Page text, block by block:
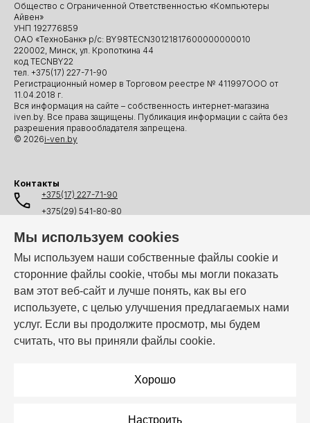
Мы используем cookies
Мы используем наши собственные файлы cookie и
сторонние файлы cookie, чтобы мы могли показать
вам этот веб-сайт и лучше понять, как вы его
используете, с целью улучшения предлагаемых нами
услуг. Если вы продолжите просмотр, мы будем
считать, что вы приняли файлы cookie.
Хорошо
Настроить
Общество с Ограниченной Ответственностью «Компьютеры
Айвен»
УНП 192776859
ОАО «ТехноБанк» р/с: BY98TECN30121817600000000010
220002, Минск, ул. Кропоткина 44
код TECNBY22
тел. +375(17) 227-71-90
Регистрационный номер в Торговом реестре № 411997ООО от
11.04.2018 г.
Вся информация на сайте – собственность интернет-магазина
iven.by. Все права защищены. Публикация информации с сайта без
разрешения правообладателя запрещена.
© 2026i-ven.by
Контакты
+375(17) 227-71-90
+375(29) 541-80-80
+375(44) 541-80-80
info@i-ven.by
Мы в мессенджерах:
Режим работы: Пн–Пт: 10:00 – 19:00